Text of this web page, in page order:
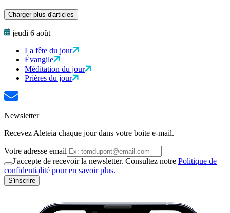
Charger plus d'articles
jeudi 6 août
La fête du jour
Évangile
Méditation du jour
Prières du jour
Newsletter
Recevez Aleteia chaque jour dans votre boite e-mail.
Votre adresse email
J'accepte de recevoir la newsletter. Consultez notre Politique de
confidentialité pour en savoir plus.
S'inscrire